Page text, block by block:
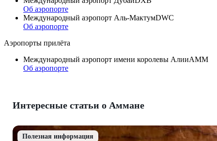
Об аэропорте
Международный аэропорт Аль-МактумDWC
Об аэропорте
Аэропорты прилёта
Международный аэропорт имени королевы АлииAMM
Об аэропорте
Интересные статьи о Аммане
Полезная информация